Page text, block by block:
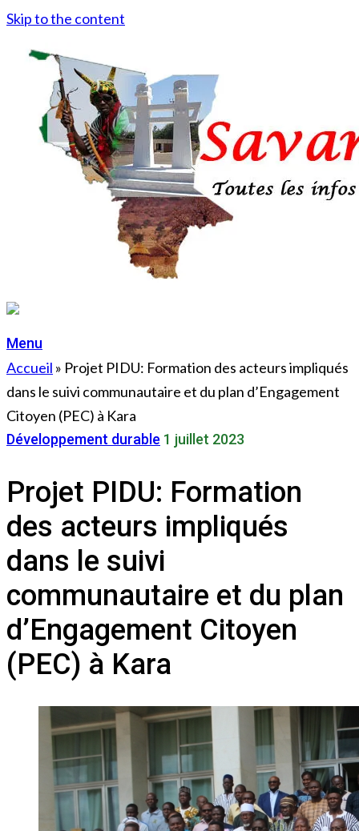
Skip to the content
Menu
Accueil » Projet PIDU: Formation des acteurs impliqués
dans le suivi communautaire et du plan d’Engagement
Citoyen (PEC) à Kara
Développement durable 1 juillet 2023
Projet PIDU: Formation
des acteurs impliqués
dans le suivi
communautaire et du plan
d’Engagement Citoyen
(PEC) à Kara